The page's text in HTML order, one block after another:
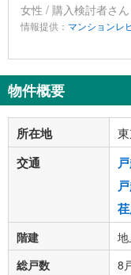
女性 / 購入検討者さ
情報提供： マンションレ
物件概要
所在地
交通
階建
総戸数
8